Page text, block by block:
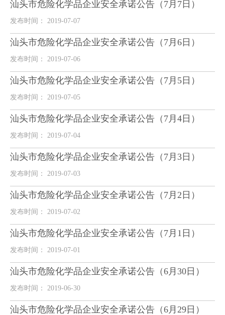
汕头市危险化学品企业安全承诺公告（7月7日）
发布时间： 2019-07-07
汕头市危险化学品企业安全承诺公告（7月6日）
发布时间： 2019-07-06
汕头市危险化学品企业安全承诺公告（7月5日）
发布时间： 2019-07-05
汕头市危险化学品企业安全承诺公告（7月4日）
发布时间： 2019-07-04
汕头市危险化学品企业安全承诺公告（7月3日）
发布时间： 2019-07-03
汕头市危险化学品企业安全承诺公告（7月2日）
发布时间： 2019-07-02
汕头市危险化学品企业安全承诺公告（7月1日）
发布时间： 2019-07-01
汕头市危险化学品企业安全承诺公告（6月30日）
发布时间： 2019-06-30
汕头市危险化学品企业安全承诺公告（6月29日）